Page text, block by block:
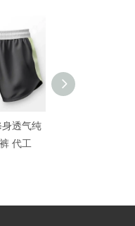
透气纯
代工